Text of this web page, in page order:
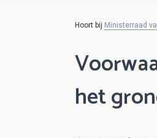
Hoort bij Ministerraad
het